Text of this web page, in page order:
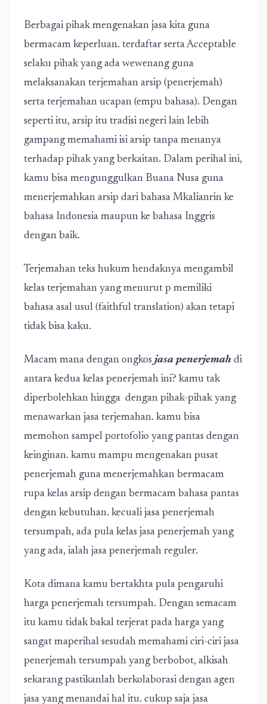
Berbagai pihak mengenakan jasa kita guna
bermacam keperluan. terdaftar serta Acceptable
selaku pihak yang ada wewenang guna
melaksanakan terjemahan arsip (penerjemah)
serta terjemahan ucapan (empu bahasa). Dengan
seperti itu, arsip itu tradisi negeri lain lebih
gampang memahami isi arsip tanpa menanya
terhadap pihak yang berkaitan. Dalam perihal ini,
kamu bisa mengunggulkan Buana Nusa guna
menerjemahkan arsip dari bahasa Mkalianrin ke
bahasa Indonesia maupun ke bahasa Inggris
dengan baik.
Terjemahan teks hukum hendaknya mengambil
kelas terjemahan yang menurut p memiliki
bahasa asal usul (faithful translation) akan tetapi
tidak bisa kaku.
Macam mana dengan ongkos jasa penerjemah di
antara kedua kelas penerjemah ini? kamu tak
diperbolehkan hingga dengan pihak-pihak yang
menawarkan jasa terjemahan. kamu bisa
memohon sampel portofolio yang pantas dengan
keinginan. kamu mampu mengenakan pusat
penerjemah guna menerjemahkan bermacam
rupa kelas arsip dengan bermacam bahasa pantas
dengan kebutuhan. kecuali jasa penerjemah
tersumpah, ada pula kelas jasa penerjemah yang
yang ada, ialah jasa penerjemah reguler.
Kota dimana kamu bertakhta pula pengaruhi
harga penerjemah tersumpah. Dengan semacam
itu kamu tidak bakal terjerat pada harga yang
sangat maperihal sesudah memahami ciri-ciri jasa
penerjemah tersumpah yang berbobot, alkisah
sekarang pastikanlah berkolaborasi dengan agen
jasa yang menandai hal itu. cukup saja jasa